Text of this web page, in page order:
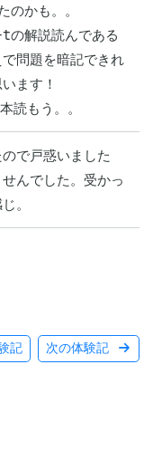
かも。。
解説読んである
問題を暗記できれ
ます！
読もう。。
で戸惑いました
んでした。受かっ
。
記 次の体験記